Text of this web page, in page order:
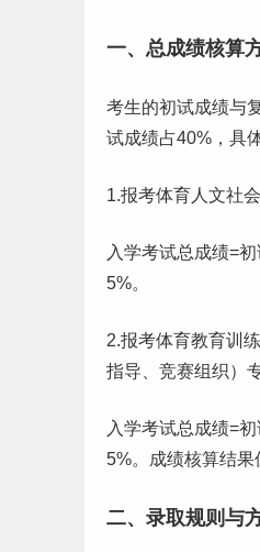
一、总成绩核算
考生的初试成绩与
试成绩占40%，具
1.报考体育人文社
入学考试总成绩=
5%。
2.报考体育教育训练
指导、竞赛组织）
入学考试总成绩=
5%。成绩核算结果
二、录取规则与